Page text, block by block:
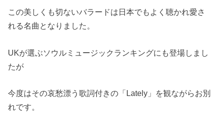
この美しくも切ないバラードは日本でもよく聴かれ愛さ
れる名曲となりました。
UKが選ぶソウルミュージックランキングにも登場しまし
たが
今度はその哀愁漂う歌詞付きの「Lately」を観ながらお別
れです。